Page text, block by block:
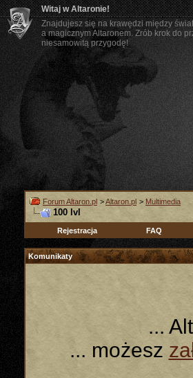
Witaj w Altaronie!
Znajdujesz się na krawędzi między
a magicznym Altaronem. Zrób krok do
niesamowitą przygodę!
Forum Altaron.pl >Altaron.pl > Multimedia
100 lvl
Rejestracja FAQ
Komunikaty
...
... możesz